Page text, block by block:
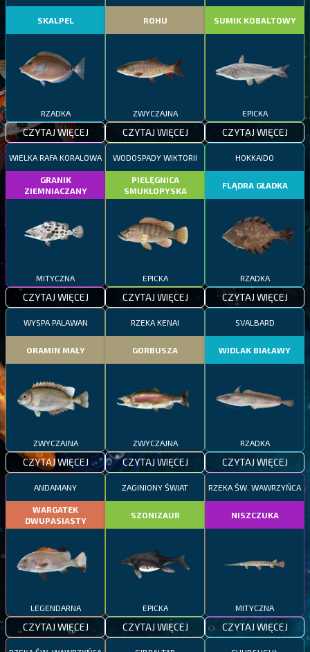
SKALPEL
RZADKA
CZYTAJ WIĘCEJ
ROHU
ZWYCZAJNA
CZYTAJ WIĘCEJ
SUMIK KOBALTOWY
EPICKA
CZYTAJ WIĘCEJ
WIELKA RAFA KORALOWA
GRANIK
ZIEMNIACZANY
MITYCZNA
CZYTAJ WIĘCEJ
WODOSPADY WIKTORII
PIELĘGNICA
SMUKŁOPYSKA
EPICKA
CZYTAJ WIĘCEJ
HOKKAIDO
FLĄDRA GŁADKA
RZADKA
CZYTAJ WIĘCEJ
WYSPA PALAWAN
ORAMIN MAŁY
ZWYCZAJNA
CZYTAJ WIĘCEJ
RZEKA KENAI
GORBUSZA
ZWYCZAJNA
CZYTAJ WIĘCEJ
SVALBARD
WIDLAK BIAŁAWY
RZADKA
CZYTAJ WIĘCEJ
ANDAMANY
WARGATEK
DWUPASIASTY
LEGENDARNA
CZYTAJ WIĘCEJ
ZAGINIONY ŚWIAT
SZONIZAUR
EPICKA
CZYTAJ WIĘCEJ
RZEKA ŚW. WAWRZYŃCA
NISZCZUKA
MITYCZNA
CZYTAJ WIĘCEJ